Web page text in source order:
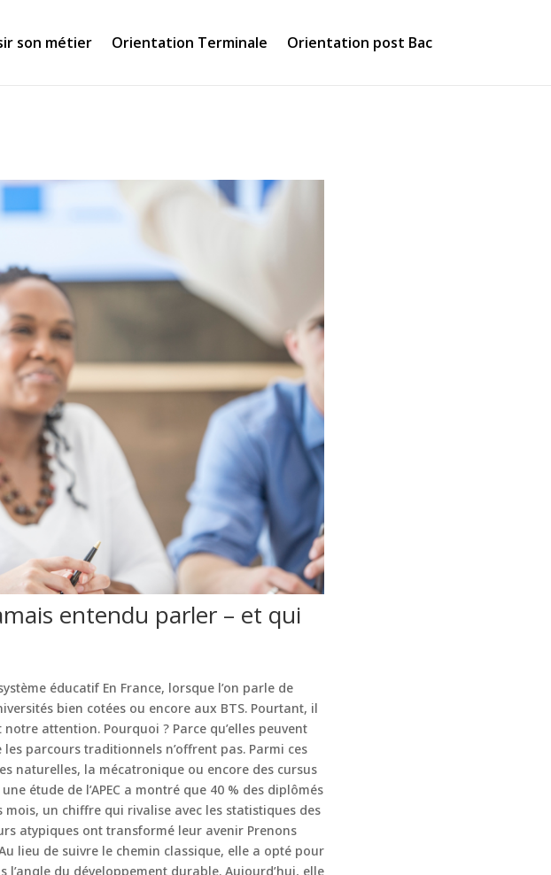
son métier Orientation Terminale Orientation post Bac
entendu parler – et qui
éducatif En France, lorsque l’on parle de
bien cotées ou encore aux BTS. Pourtant, il
attention. Pourquoi ? Parce qu’elles peuvent
parcours traditionnels n’offrent pas. Parmi ces
naturelles, la mécatronique ou encore des cursus
étude de l’APEC a montré que 40 % des diplômés
un chiffre qui rivalise avec les statistiques des
atypiques ont transformé leur avenir Prenons
lieu de suivre le chemin classique, elle a opté pour
du développement durable. Aujourd’hui, elle